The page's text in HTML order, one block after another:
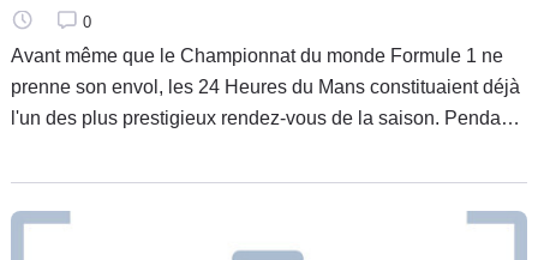
0
Avant même que le Championnat du monde Formule 1 ne
prenne son envol, les 24 Heures du Mans constituaient déjà
l'un des plus prestigieux rendez-vous de la saison. Pendant
plupart des